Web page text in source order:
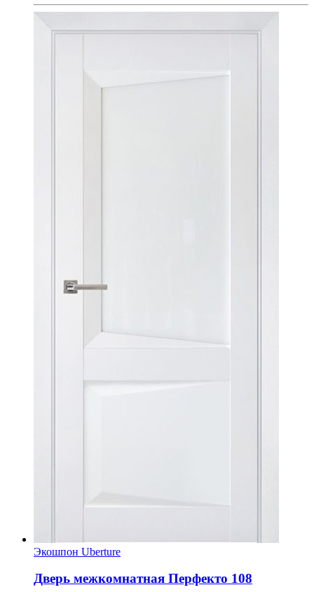
Экошпон Uberture
Дверь межкомнатная Перфекто 108